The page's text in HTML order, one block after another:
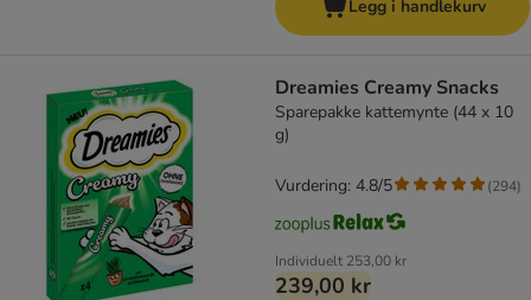
Legg i handlekurv
Dreamies Creamy Snacks
Sparepakke kattemynte (44 x 10
g)
Individuelt 253,00 kr
239,00 kr
Vurdering: 4.8/5 (294)